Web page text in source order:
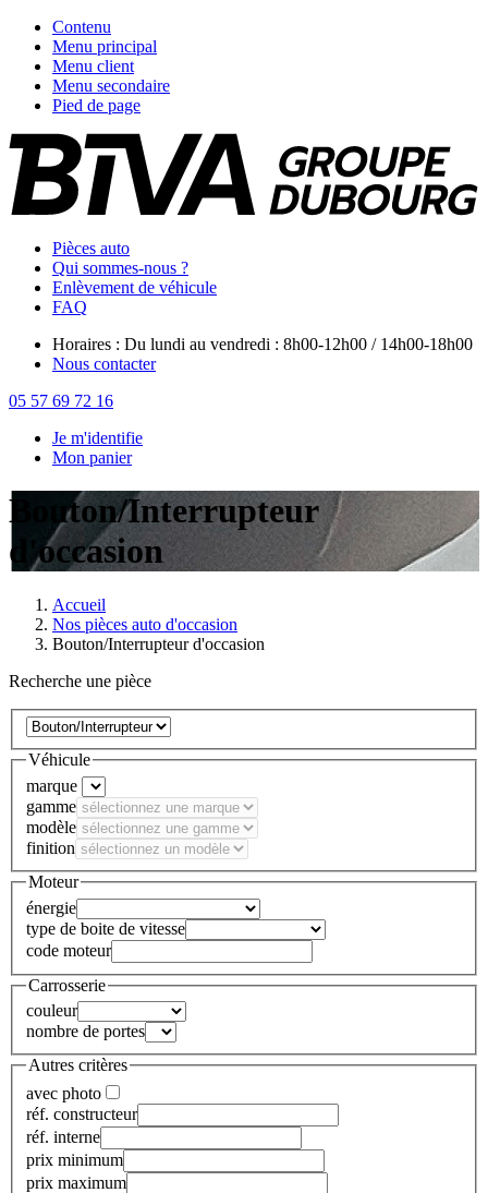
Contenu
Menu principal
Menu client
Menu secondaire
Pied de page
Pièces auto
Qui sommes-nous ?
Enlèvement de véhicule
FAQ
Horaires : Du lundi au vendredi : 8h00-12h00 / 14h00-18h00
Nous contacter
05 57 69 72 16
Je m'identifie
Mon panier
Bouton/Interrupteur
d'occasion
Accueil
Nos pièces auto d'occasion
Bouton/Interrupteur d'occasion
Recherche une pièce
Véhicule
marque
gamme
modèle
finition
Moteur
énergie
type de boite de vitesse
code moteur
Carrosserie
couleur
nombre de portes
Autres critères
avec photo
réf. constructeur
réf. interne
prix minimum
prix maximum